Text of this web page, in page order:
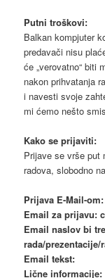
Putni troškovi:
Balkan kompjuter
predavači nisu
će „verovatno“ biti
nakon prihvatanja
i navesti svoje
mi ćemo nešto
Kako se prijaviti:
Prijave se vrše put
radova, slobodno
Prijava E-Mail-om:
Email za prijavu:
Email naslov bi
rada/prezentacije/
Email tekst:
Lične informacije: